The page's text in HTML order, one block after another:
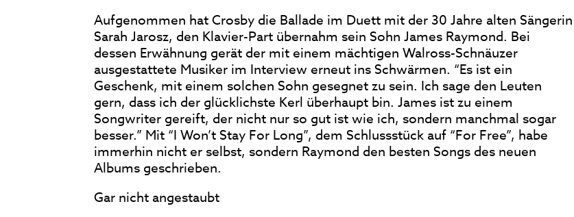
Aufgenommen hat Crosby die Ballade im Duett mit der 30 Jahre alten Sängerin
Sarah Jarosz, den Klavier-Part übernahm sein Sohn James Raymond. Bei
dessen Erwähnung gerät der mit einem mächtigen Walross-Schnäuzer
ausgestattete Musiker im Interview erneut ins Schwärmen. “Es ist ein
Geschenk, mit einem solchen Sohn gesegnet zu sein. Ich sage den Leuten
gern, dass ich der glücklichste Kerl überhaupt bin. James ist zu einem
Songwriter gereift, der nicht nur so gut ist wie ich, sondern manchmal sogar
besser.” Mit “I Won’t Stay For Long”, dem Schlussstück auf “For Free”, habe
immerhin nicht er selbst, sondern Raymond den besten Songs des neuen
Albums geschrieben.
Gar nicht angestaubt